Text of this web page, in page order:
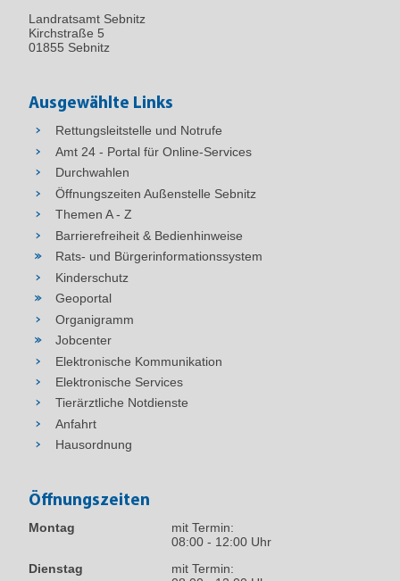
Landratsamt Sebnitz
Kirchstraße 5
01855 Sebnitz
Ausgewählte Links
Rettungsleitstelle und Notrufe
Amt 24 - Portal für Online-Services
Durchwahlen
Öffnungszeiten Außenstelle Sebnitz
Themen A - Z
Barrierefreiheit & Bedienhinweise
Rats- und Bürgerinformationssystem
Kinderschutz
Geoportal
Organigramm
Jobcenter
Elektronische Kommunikation
Elektronische Services
Tierärztliche Notdienste
Anfahrt
Hausordnung
Öffnungszeiten
Montag
mit Termin:
08:00 - 12:00 Uhr
Dienstag
mit Termin: